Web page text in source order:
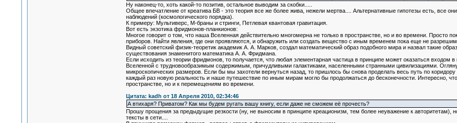
Ну наконец-то, хоть какой-то позитив, остальное выводим за скобки.....
Общее впечатление от креатива БВ - это теория все же более жива, нежели мертва.... Альтернативные гипотезы есть, все
наблюдений (космологического порядка).
К примеру: Мультиверс, М-браны и стринги, Петлевая квантовая гравитация.
Вот есть экзотика фридмонов-планкионов:
Многое говорит о том, что наша Вселенная действительно многомерна не только в пространстве, но и во времени. Просто
приборов. Найти явления, где они проявляются, и обнаружить или создать вещество с иным временем пока еще не
Видный советский физик-теоретик академик А. А. Марков, создал математический образ подобного мира и назвал такие
существования знаменитого математика А. А. Фридмана.
Если исходить из теории фридмонов, то получается, что любая элементарная частица в принципе может оказаться
Вселенной с трудновообразимым содержимым, причудливыми галактиками, населенными странными цивилизациями.
микроскопических размеров. Если бы мы захотели вернуться назад, то пришлось бы снова проделать весь путь по
каждый раз новую реальность и наше путешествие по иным мирам могло бы продолжаться до бесконечности. Интересно,
пространстве, но и к перемещениям во времени.
Цитата: kadh от 18 Апреля 2010, 02:34:46
А втихаря? Приватом? Как мы будем ругать вашу книгу, если даже не сможем её прочесть?
Прошу прощения за предыдущие резкости (ну, не выносим в принципе креационизм, тем более неуважение к авторитетам),
тексты в сети....